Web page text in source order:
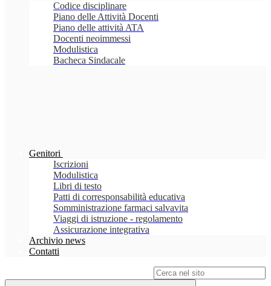
Codice disciplinare
Piano delle Attività Docenti
Piano delle attività ATA
Docenti neoimmessi
Modulistica
Bacheca Sindacale
Genitori
Iscrizioni
Modulistica
Libri di testo
Patti di corresponsabilità educativa
Somministrazione farmaci salvavita
Viaggi di istruzione - regolamento
Assicurazione integrativa
Archivio news
Contatti